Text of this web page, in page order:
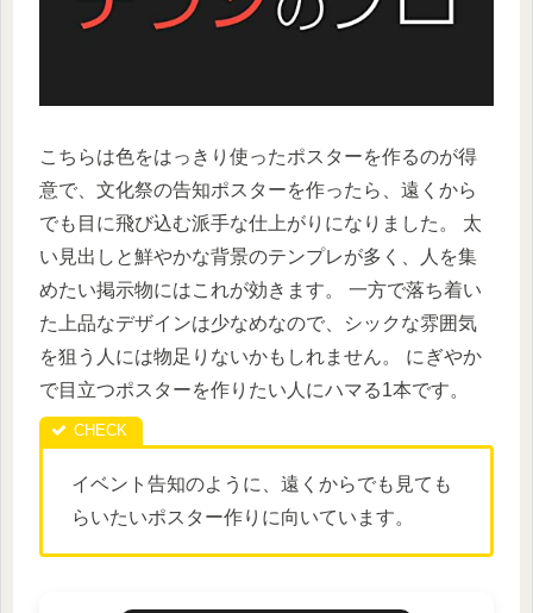
こちらは色をはっきり使ったポスターを作るのが得
意で、文化祭の告知ポスターを作ったら、遠くから
でも目に飛び込む派手な仕上がりになりました。 太
い見出しと鮮やかな背景のテンプレが多く、人を集
めたい掲示物にはこれが効きます。 一方で落ち着い
た上品なデザインは少なめなので、シックな雰囲気
を狙う人には物足りないかもしれません。 にぎやか
で目立つポスターを作りたい人にハマる1本です。
イベント告知のように、遠くからでも見ても
らいたいポスター作りに向いています。